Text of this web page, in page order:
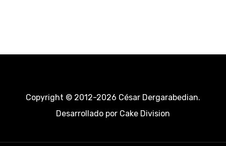
Copyright © 2012-2026 César Dergarabedian.
Desarrollado porCake Division